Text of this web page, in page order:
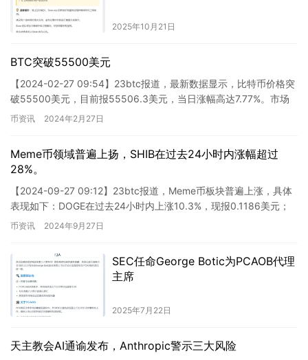
2025年10月21日
BTC突破55500美元
【2024-02-27 09:54】23btc报道，最新数据显示，比特币价格突
破55500美元，目前报55506.3美元，当日涨幅高达7.77%。市场
波动频繁，请注意风险控制。
币资讯 2024年2月27日
Meme币领域普遍上扬，SHIB在过去24小时内涨幅超过
28%。
【2024-09-27 09:12】23btc报道，Meme币板块普遍上涨，具体
表现如下：DOGE在过去24小时内上涨10.3%，现报0.1186美元；
SHIB涨幅达28.3%，现…
币资讯 2024年9月27日
SEC任命George Botic为PCAOB代理
主席
2025年7月22日
天主教会AI通谕发布，Anthropic警示三大风险